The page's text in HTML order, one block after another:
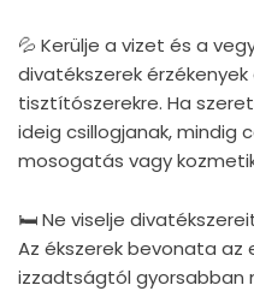
💦 Kerülje a vizet és a
divatékszerek
tisztítószerekre. Ha
ideig csillogjanak, mindig
mosogatás vagy
🛏 Ne viselje
Az ékszerek bevonata az
izzadtságtól gyorsabban